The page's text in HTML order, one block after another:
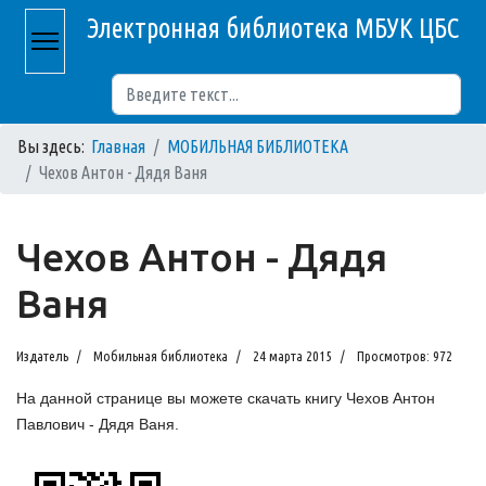
Электронная библиотека МБУК ЦБС
Вы здесь: Главная
МОБИЛЬНАЯ БИБЛИОТЕКА
Чехов Антон - Дядя Ваня
Чехов Антон - Дядя
Ваня
Издатель Мобильная библиотека 24 марта 2015 Просмотров: 972
На данной странице вы можете скачать книгу Чехов Антон
Павлович - Дядя Ваня.